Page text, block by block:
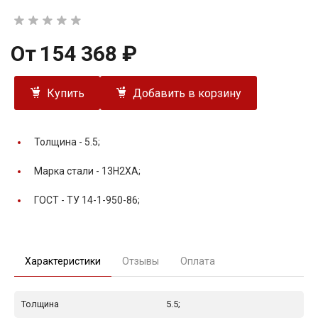
От 154 368 ₽
Купить Добавить в корзину
Толщина - 5.5;
Марка стали - 13Н2ХА;
ГОСТ - ТУ 14-1-950-86;
Характеристики Отзывы Оплата
Толщина 5.5;